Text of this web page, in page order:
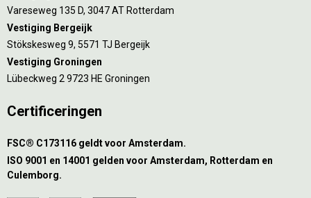
Vareseweg 135 D, 3047 AT Rotterdam
Vestiging Bergeijk
Stökskesweg 9, 5571 TJ Bergeijk
Vestiging Groningen
Lübeckweg 2 9723 HE Groningen
Certificeringen
FSC® C173116 geldt voor Amsterdam.
ISO 9001 en 14001 gelden voor Amsterdam, Rotterdam en
Culemborg.